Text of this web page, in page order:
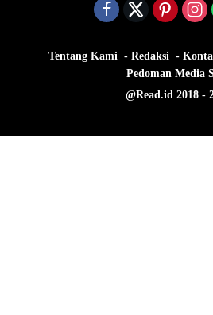
Tentang Kami Redaksi
Pedoman Media
@Read.id 2018 -